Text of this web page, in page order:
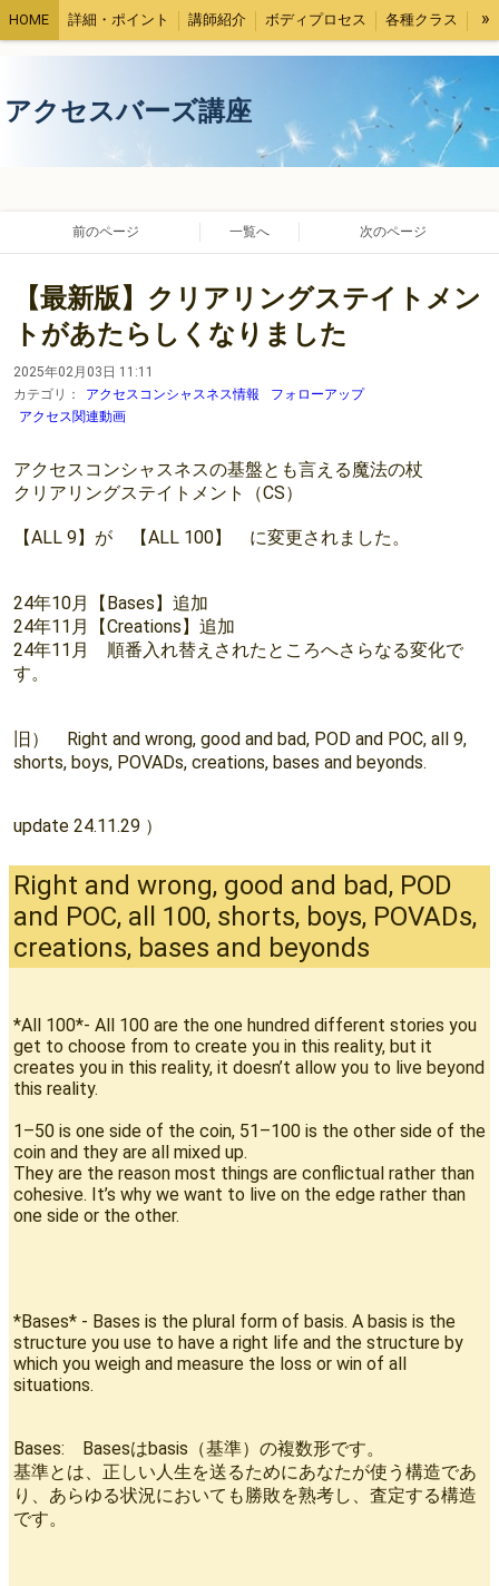
HOME 詳細・ポイント 講師紹介 ボディプロセス 各種クラス
受講者さまの声 コラム
»
アクセスバーズ講座
前のページ 一覧へ 次のページ
【最新版】クリアリングステイトメン
トがあたらしくなりました
2025年02月03日 11:11
カテゴリ：
アクセスコンシャスネス情報
フォローアップ
アクセス関連動画
アクセスコンシャスネスの基盤とも言える魔法の杖
クリアリングステイトメント（CS）
【ALL 9】が 【ALL 100】 に変更されました。
24年10月【Bases】追加
24年11月【Creations】追加
24年11月 順番入れ替えされたところへさらなる変化で
す。
旧） Right and wrong, good and bad, POD and POC, all 9,
shorts, boys, POVADs, creations, bases and beyonds.
update 24.11.29 ）
Right and wrong, good and bad, POD
and POC, all 100, shorts, boys, POVADs,
creations, bases and beyonds
*All 100*- All 100 are the one hundred different stories you
get to choose from to create you in this reality, but it
creates you in this reality, it doesn’t allow you to live beyond
this reality.
1–50 is one side of the coin, 51–100 is the other side of the
coin and they are all mixed up.
They are the reason most things are conflictual rather than
cohesive. It’s why we want to live on the edge rather than
one side or the other.
*Bases* - Bases is the plural form of basis. A basis is the
structure you use to have a right life and the structure by
which you weigh and measure the loss or win of all
situations.
Bases: Basesはbasis（基準）の複数形です。
基準とは、正しい人生を送るためにあなたが使う構造であ
り、あらゆる状況においても勝敗を熟考し、査定する構造
です。